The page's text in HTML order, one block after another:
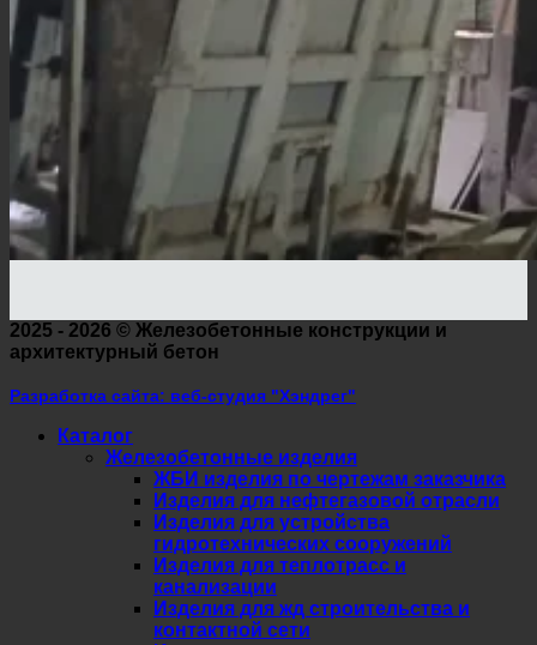
2025 - 2026 © Железобетонные конструкции и
архитектурный бетон
Разработка сайта: веб-студия "Хэндрег"
Каталог
Железобетонные изделия
ЖБИ изделия по чертежам заказчика
Изделия для нефтегазовой отрасли
Изделия для устройства
гидротехнических сооружений
Изделия для теплотрасс и
канализации
Изделия для жд строительства и
контактной сети